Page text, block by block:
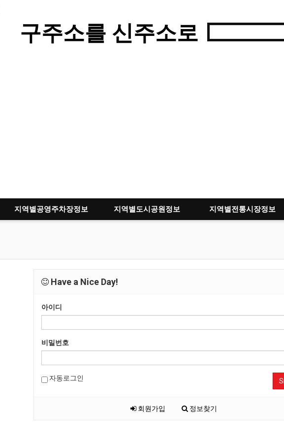
구주소를 신주소로
지역별공영주차장정보 지역별도시공원정보 지역별전통시장정보
Have a Nice Day!
아이디
비밀번호
자동로그인
회원가입 정보찾기